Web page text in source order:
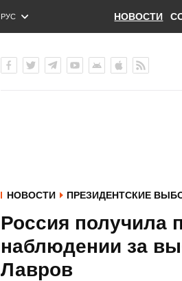
РУС
ENG
НОВОСТИ
НОВОСТИ ПРЕЗИДЕНТСКИЕ
Россия получила
наблюдении за
Лавров